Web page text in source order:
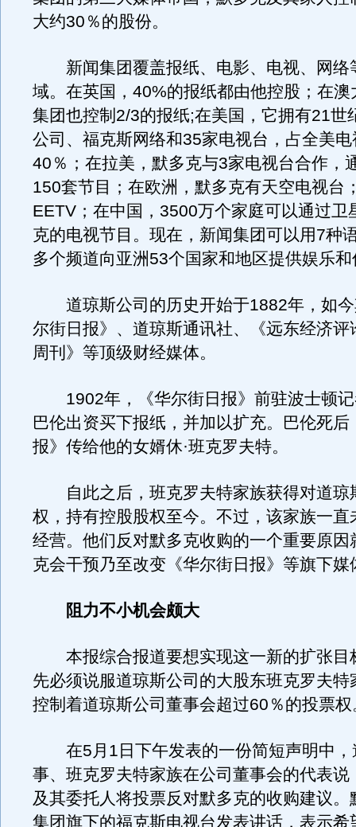
大约30％的股份。
新闻集团覆盖报纸、电影、电视、网络
域。在英国，40%的报纸都由他控股；在澳
集团也控制2/3的报纸;在美国，它拥有21世
公司、福克斯网络和35家电视台，占全美
40％；在拉美，默多克与3家电视台合作，
150套节目；在欧洲，默多克有天空电视台
EETV；在中国，3500万个家庭可以通过卫
克的电视节目。现在，新闻集团可以用7种
多个频道向亚洲53个国家和地区提供娱乐
道琼斯公司的历史开始于1882年，如今
尔街日报》、道琼斯通讯社、《远东经济评
周刊》等顶级财经媒体。
1902年，《华尔街日报》前驻波士顿记
巴伦出资买下报纸，并加以扩充。巴伦死后
报》传给他的女婿休·班克罗夫特。
自此之后，班克罗夫特家族获得对道琼
权，持有控股股权至今。不过，该家族一直
经营。他们反对默多克收购的一个重要原因
克会干预乃至改变《华尔街日报》等旗下媒
阻力不小机会颇大
本报综合报道要想实现这一新的扩张目
先必须说服道琼斯公司的大股东班克罗夫特
控制着道琼斯公司董事会超过60％的投票权
在5月1日下午发表的一份简短声明中，
事、班克罗夫特家族在公司董事会的代表说
及其委托人将投票反对默多克的收购建议。
集团旗下的福克斯电视台发表讲话，表示希